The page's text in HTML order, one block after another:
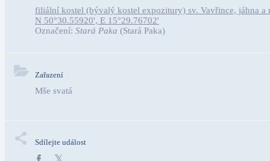
filiální kostel (bývalý kostel expozitury) sv. Vavřince, jáhna a
N 50°30.55920', E 15°29.76702'
Označení: Stará Paka (Stará Paka)
Zařazení
Mše svatá
Sdílejte událost